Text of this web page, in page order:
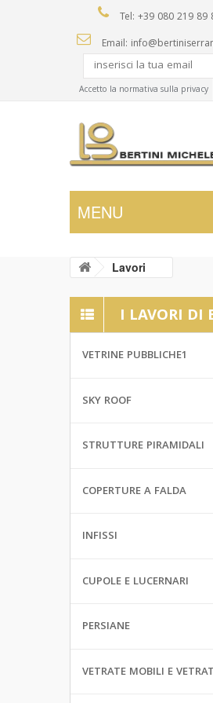
Tel: +39 080 219 89
Email:
Accetto la normativa sulla privacy
Lavori
I LAVORI DI
VETRINE PUBBLICHE1
SKY ROOF
STRUTTURE PIRAMIDALI
COPERTURE A FALDA
INFISSI
CUPOLE E LUCERNARI
PERSIANE
VETRATE MOBILI E